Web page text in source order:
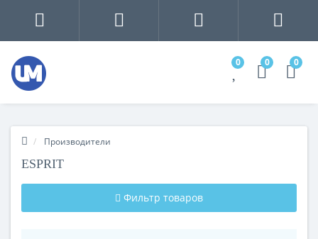
0 0 0
Производители
ESPRIT
Фильтр товаров